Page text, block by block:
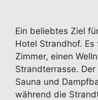
Ein beliebtes Ziel
Hotel Strandhof.
Zimmer, einen
Strandterrasse.
Sauna und
während die